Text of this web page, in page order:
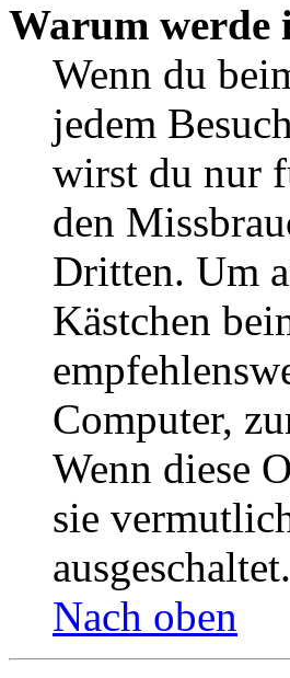
Warum werde
Wenn du
jedem
wirst du nur
den
Dritten. Um
Kästchen
Computer,
Wenn diese
sie
ausgeschaltet.
Nach oben